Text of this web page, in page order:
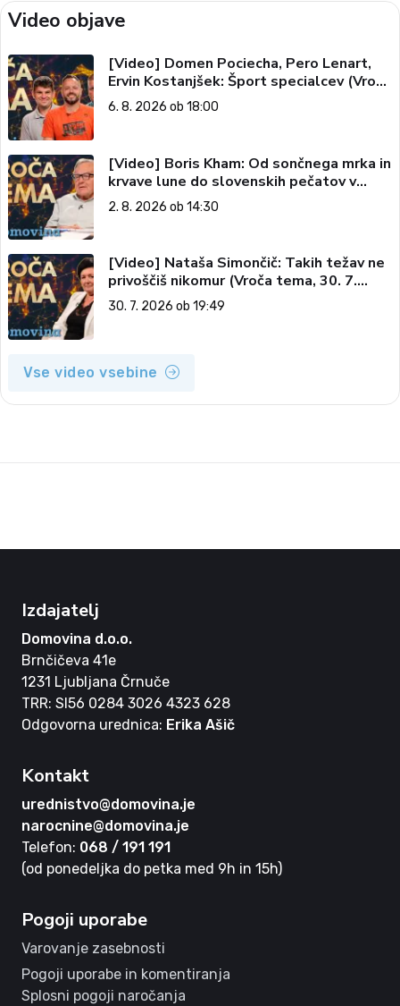
Video objave
[Video] Domen Pociecha, Pero Lenart,
Ervin Kostanjšek: Šport specialcev (Vroča
tema, 6. 8. 2026)
6. 8. 2026 ob 18:00
[Video] Boris Kham: Od sončnega mrka in
krvave lune do slovenskih pečatov v
vesolju (Vroča tema, 2. 8. 2026)
2. 8. 2026 ob 14:30
[Video] Nataša Simončič: Takih težav ne
privoščiš nikomur (Vroča tema, 30. 7.
2026)
30. 7. 2026 ob 19:49
Vse video vsebine
Izdajatelj
Domovina d.o.o.
Brnčičeva 41e
1231 Ljubljana Črnuče
TRR: SI56 0284 3026 4323 628
Odgovorna urednica: Erika Ašič
Kontakt
urednistvo@domovina.je
narocnine@domovina.je
Telefon: 068 / 191 191
(od ponedeljka do petka med 9h in 15h)
Pogoji uporabe
Varovanje zasebnosti
Pogoji uporabe in komentiranja
Splosni pogoji naročanja